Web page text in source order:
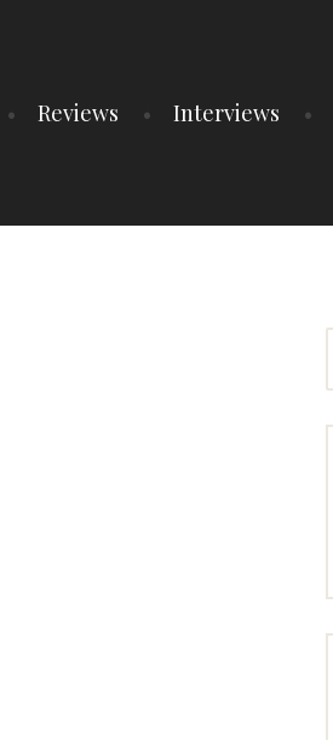
Reviews Interviews